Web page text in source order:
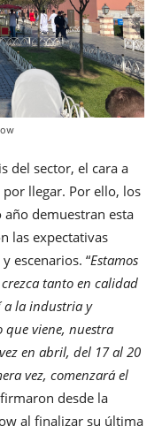
del sector, el cara a
llegar. Por ello, los
demuestran esta
las expectativas
escenarios. “Estamos
tanto en calidad
a la industria y
que viene, nuestra
en abril, del 17 al 20
vez, comenzará el
desde la
al finalizar su última